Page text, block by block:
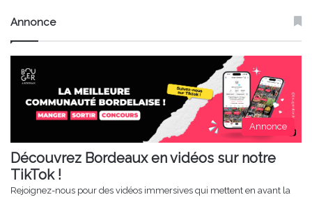
Annonce
Annonce
Découvrez Bordeaux en vidéos sur notre
TikTok !
Rejoignez-nous pour des vidéos immersives qui mettent en avant la